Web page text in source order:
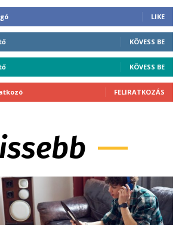
LIKE
KÖVESS BE
KÖVESS BE
FELIRATKOZÁS